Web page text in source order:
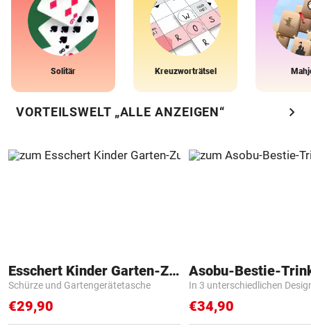
Solitär Kreuzworträtsel
VORTEILSWELT „ALLE ANZEIGEN“ chevron_right
Esschert Kinder Garten-Zubehör
Schürze und Gartengerätetasche
€29,90
Asobu-Bestie-
In 3 unterschiedlichen
€34,90